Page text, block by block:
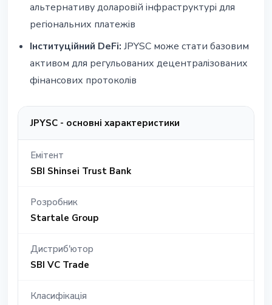
альтернативу доларовій інфраструктурі для
регіональних платежів
Інституційний DeFi: JPYSC може стати базовим
активом для регульованих децентралізованих
фінансових протоколів
JPYSC - основні характеристики
Емітент
SBI Shinsei Trust Bank
Розробник
Startale Group
Дистриб'ютор
SBI VC Trade
Класифікація